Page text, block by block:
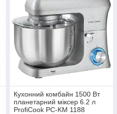
Кухонний комбайн 1500 Вт
планетарний міксер 6.2 л
ProfiCook PC-KM 1188